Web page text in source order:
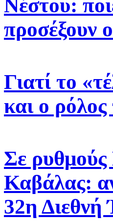
Νέστου:
προσέξουν
Γιατί το
και ο
Σε
Καβάλας:
32η Διεθνή